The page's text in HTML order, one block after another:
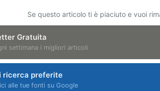
Se questo articolo ti è piaciuto e vuoi
Gratuita
settimana i migliori articoli
ricerca preferite
alle tue fonti su Google